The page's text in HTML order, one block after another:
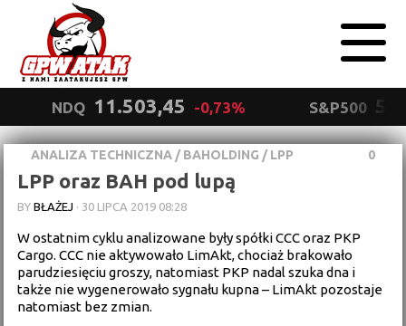
NDQ 11.503,45 -0,73% S&P500
ANALIZA TECHNICZNA / BAHOLDING / LPP 0
LPP oraz BAH pod lupą
BYBŁAŻEJ · 30 LIPCA 2019 08:28
W ostatnim cyklu analizowane były spółki CCC oraz PKP
Cargo. CCC nie aktywowało LimAkt, chociaż brakowało
parudziesięciu groszy, natomiast PKP nadal szuka dna i
także nie wygenerowało sygnału kupna – LimAkt pozostaje
natomiast bez zmian.
Polityka
prywatności
Wyrażam zgodę.